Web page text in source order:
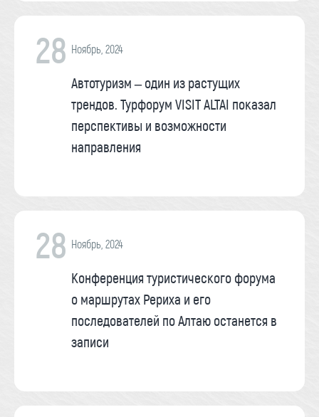
28 Ноябрь, 2024
Автотуризм – один из растущих
трендов. Турфорум VISIT ALTAI показал
перспективы и возможности
направления
28 Ноябрь, 2024
Конференция туристического форума
о маршрутах Рериха и его
последователей по Алтаю останется в
записи